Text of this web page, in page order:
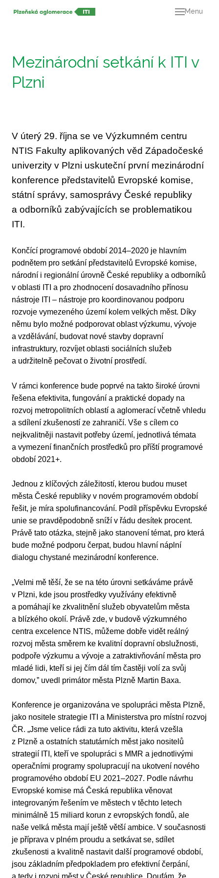
Menu
Mezinárodní setkání k ITI v
Plzni
V úterý 29. října se ve Výzkumném centru
NTIS Fakulty aplikovaných věd Západočeské
univerzity v Plzni uskuteční první mezinárodní
konference představitelů Evropské komise,
státní správy, samosprávy České republiky
a odborníků zabývajících se problematikou
ITI.
Končící programové období 2014–2020 je hlavním
podnětem pro setkání představitelů Evropské komise,
národní i regionální úrovně České republiky a odborníků
v oblasti ITI a pro zhodnocení dosavadního přínosu
nástroje ITI – nástroje pro koordinovanou podporu
rozvoje vymezeného území kolem velkých měst. Díky
němu bylo možné podporovat oblast výzkumu, vývoje
a vzdělávání, budovat nové stavby dopravní
infrastruktury, rozvíjet oblasti sociálních služeb
a udržitelně pečovat o životní prostředí.
V rámci konference bude poprvé na takto široké úrovni
řešena efektivita, fungování a praktické dopady na
rozvoj metropolitních oblastí a aglomerací včetně vhledu
a sdílení zkušeností ze zahraničí. Vše s cílem co
nejkvalitněji nastavit potřeby území, jednotlivá témata
a vymezení finančních prostředků pro příští programové
období 2021+.
Jednou z klíčových záležitostí, kterou budou muset
města České republiky v novém programovém období
řešit, je míra spolufinancování. Podíl příspěvku Evropské
unie se pravděpodobně sníží v řádu desítek procent.
Právě tato otázka, stejně jako stanovení témat, pro která
bude možné podporu čerpat, budou hlavní náplní
dialogu chystané mezinárodní konference.
„Velmi mě těší, že se na této úrovni setkáváme právě
v Plzni, kde jsou prostředky využívány efektivně
a pomáhají ke zkvalitnění služeb obyvatelům města
a blízkého okolí. Právě zde, v budově výzkumného
centra excelence NTIS, můžeme dobře vidět reálný
rozvoj města směrem ke kvalitní dopravní obslužnosti,
podpoře výzkumu a vývoje a zatraktivňování města pro
mladé lidi, kteří si jej čím dál tím častěji volí za svůj
domov,” uvedl primátor města Plzně Martin Baxa.
Konference je organizována ve spolupráci města Plzně,
jako nositele strategie ITI a Ministerstva pro místní rozvoj
ČR. „Jsme velice rádi za tuto aktivitu, která vzešla
z Plzně a ostatních statutárních měst jako nositelů
strategií ITI, kteří ve spolupráci s MMR a jednotlivými
operačními programy spolupracují na ukotvení nového
programového období EU 2021–2027. Podle návrhu
Evropské komise má Česká republika věnovat
integrovaným řešením ve městech v těchto letech
minimálně 15 miliard korun z evropských fondů, ale
naše velká města mají ještě větší ambice. V současnosti
je příprava v plném proudu a setkávat se, sdílet
zkušenosti a kvalitně nastavit další programové období,
jsou základním předpokladem pro efektivní čerpání,